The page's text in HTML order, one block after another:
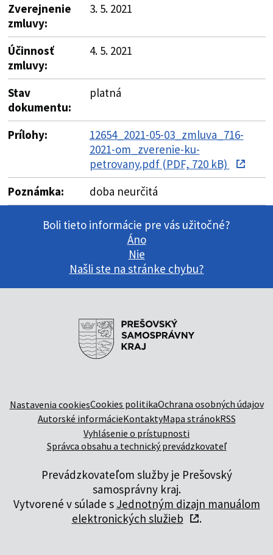
Zverejnenie
zmluvy:
3. 5. 2021
Účinnosť
zmluvy:
4. 5. 2021
Stav
dokumentu:
platná
Prílohy:
12654_2021-05-03_zmluva_716-
2021-om_zverenie-ku-
petrovany.pdf (PDF, 720 kB)
Poznámka:
doba neurčitá
Boli tieto informácie pre vás užitočné?
Áno
Nie
Našli ste na stránke chybu?
Nastavenia cookiesCookies politikaOchrana osobných údajov
Autorské informácieKontaktyMapa stránokRSS
Vyhlásenie o prístupnosti
Správca obsahu a technický prevádzkovateľ
Prevádzkovateľom služby je Prešovský
samosprávny kraj.
Vytvorené v súlade s Jednotným dizajn manuálom
elektronických služieb
.